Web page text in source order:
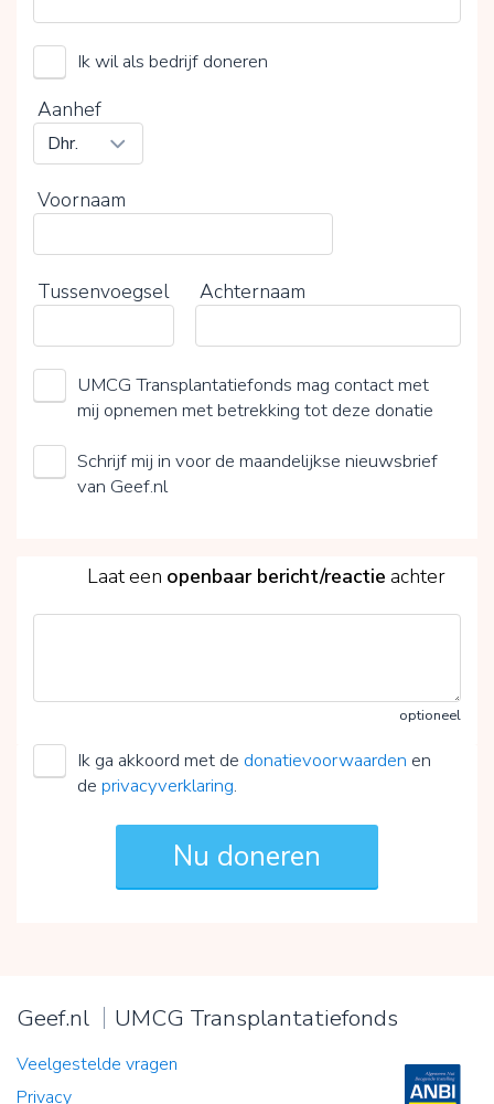
Kies je vrijwillige bijdrage
0%
Ik wil als bedrijf doneren
Aanhef
Voornaam
Tussenvoegsel Achternaam
UMCG Transplantatiefonds mag contact met
mij opnemen met betrekking tot deze donatie
Schrijf mij in voor de maandelijkse nieuwsbrief
van Geef.nl
Laat een openbaar bericht/reactie achter
optioneel
Ik ga akkoord met de donatievoorwaarden en
de privacyverklaring.
Geef.nl UMCG Transplantatiefonds
Veelgestelde vragen
Privacy